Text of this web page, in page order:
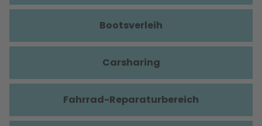
Bootsverleih
Carsharing
Fahrrad-Reparaturbereich